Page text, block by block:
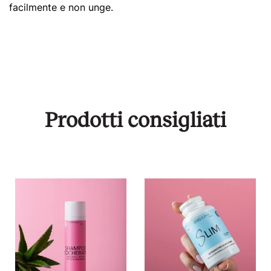
facilmente e non unge.
Prodotti consigliati
e
-
Integratore
dimagrante
naturale